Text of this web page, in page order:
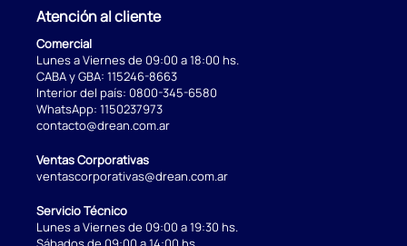
Atención al cliente
Comercial
Lunes a Viernes de 09:00 a 18:00 hs.
CABA y GBA: 115246-8663
Interior del país: 0800-345-6580
WhatsApp: 1150237973
contacto@drean.com.ar
Ventas Corporativas
ventascorporativas@drean.com.ar
Servicio Técnico
Lunes a Viernes de 09:00 a 19:30 hs.